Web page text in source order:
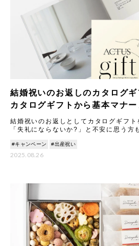
結婚祝いのお返しのカタログ
カタログギフトから基本マナ
結婚祝いのお返しとしてカタログギフト
「失礼にならないか?」と不安に思う方
ます。
#キャンペーン #出産祝い
2025.08.26